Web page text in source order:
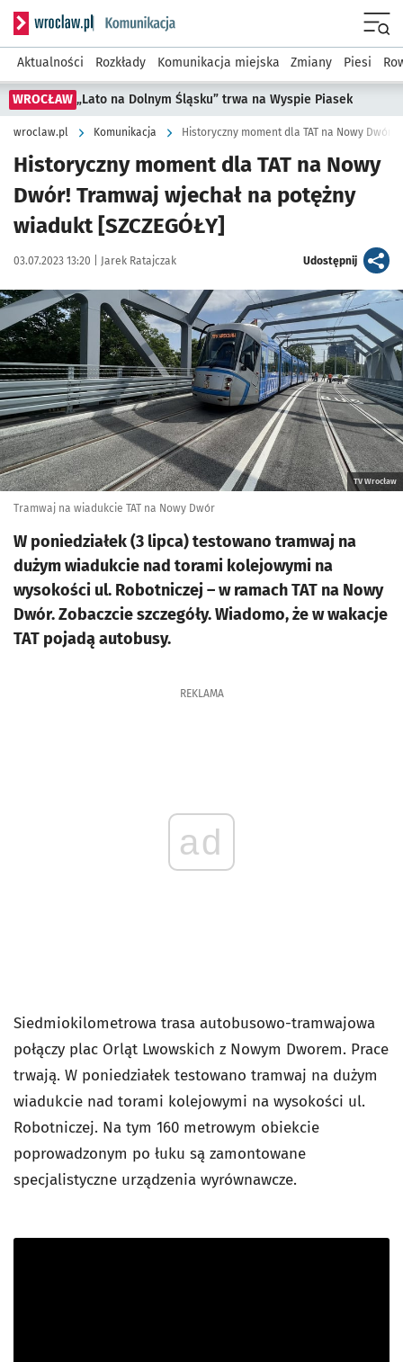
Serwis informacyjny wroclaw.pl podserwis: Komunikacja
Aktualności Rozkłady Komunikacja miejska Zmiany Piesi
WROCŁAW „Lato na Dolnym Śląsku” trwa na Wyspie Piasek
wroclaw.pl Komunikacja
Historyczny moment dla TAT na Nowy
Dwór! Tramwaj wjechał na potężny
wiadukt [SZCZEGÓŁY]
Data publikacji:
03.07.2023 13:20 | Autor:
Jarek Ratajczak Udostępnijartykuł
Kliknij, aby powiększyć
TV Wrocław
Tramwaj na wiadukcie TAT na Nowy Dwór
W poniedziałek (3 lipca) testowano tramwaj na
dużym wiadukcie nad torami kolejowymi na
wysokości ul. Robotniczej – w ramach TAT na Nowy
Dwór. Zobaczcie szczegóły. Wiadomo, że w wakacje
TAT pojadą autobusy.
REKLAMA
ad
Siedmiokilometrowa trasa autobusowo-tramwajowa
połączy plac Orląt Lwowskich z Nowym Dworem. Prace
trwają. W poniedziałek testowano tramwaj na dużym
wiadukcie nad torami kolejowymi na wysokości ul.
Robotniczej. Na tym 160 metrowym obiekcie
poprowadzonym po łuku są zamontowane
specjalistyczne urządzenia wyrównawcze.